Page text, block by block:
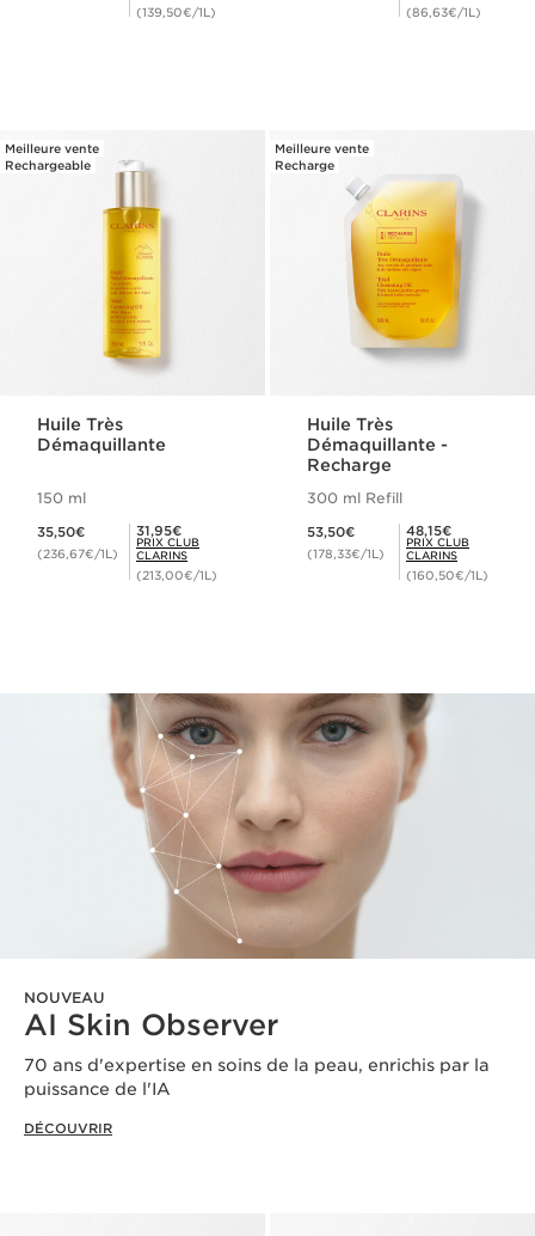
(139,50€/1L) (86,63€/1L)
Meilleure vente
Rechargeable
Huile Très
Démaquillante
150 ml
35,50€
(236,67€/1L)
Prix Club Clarins 31,95€
31,95€
PRIX CLUB
CLARINS
(213,00€/1L)
Meilleure vente
Recharge
Huile Très
Démaquillante -
Recharge
300 ml Refill
53,50€
(178,33€/1L)
Prix Club Clarins 48,15€
48,15€
PRIX CLUB
CLARINS
(160,50€/1L)
NOUVEAU
AI Skin Observer
70 ans d'expertise en soins de la peau, enrichis par la
puissance de l'IA
DÉCOUVRIR